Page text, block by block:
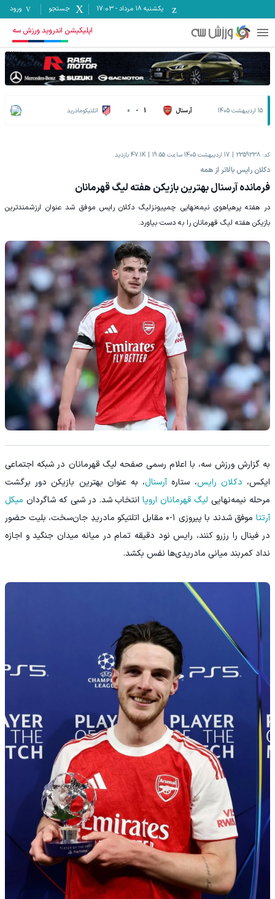
یکشنبه ۱۸ مرداد -
17:03 جستجو ورود
اپلیکیشن اندروید ورزش سه
15 اردیبهشت 1405 آرسنال 1
-
0 اتلتیکومادرید
کد: 2359338 17 اردیبهشت 1405 ساعت 19:55 47.1K بازدید
دکلان رایس بالاتر از همه
فرمانده آرسنال بهترین بازیکن هفته لیگ قهرمانان
در هفته پرهیاهوی نیمه‌نهایی چمپیونزلیگ دکلان رایس موفق شد عنوان ارزشمندترین
بازیکن هفته لیگ قهرمانان را به دست بیاورد.
به گزارش ورزش سه، با اعلام رسمی صفحه لیگ قهرمانان در شبکه اجتماعی
ایکس، دکلان رایس، ستارهآرسنال، به عنوان بهترین بازیکن دور برگشت
مرحله نیمه‌نهایی لیگ قهرمانان اروپاانتخاب شد. در شبی که شاگردان میکل
آرتتا
موفق شدند با پیروزی ۱-۰ مقابل اتلتیکو مادریدِ جان‌سخت، بلیت حضور
در فینال را رزرو کنند، رایس نود دقیقه تمام در میانه میدان جنگید و اجازه
نداد کمربند میانی مادریدی‌ها نفس بکشد.